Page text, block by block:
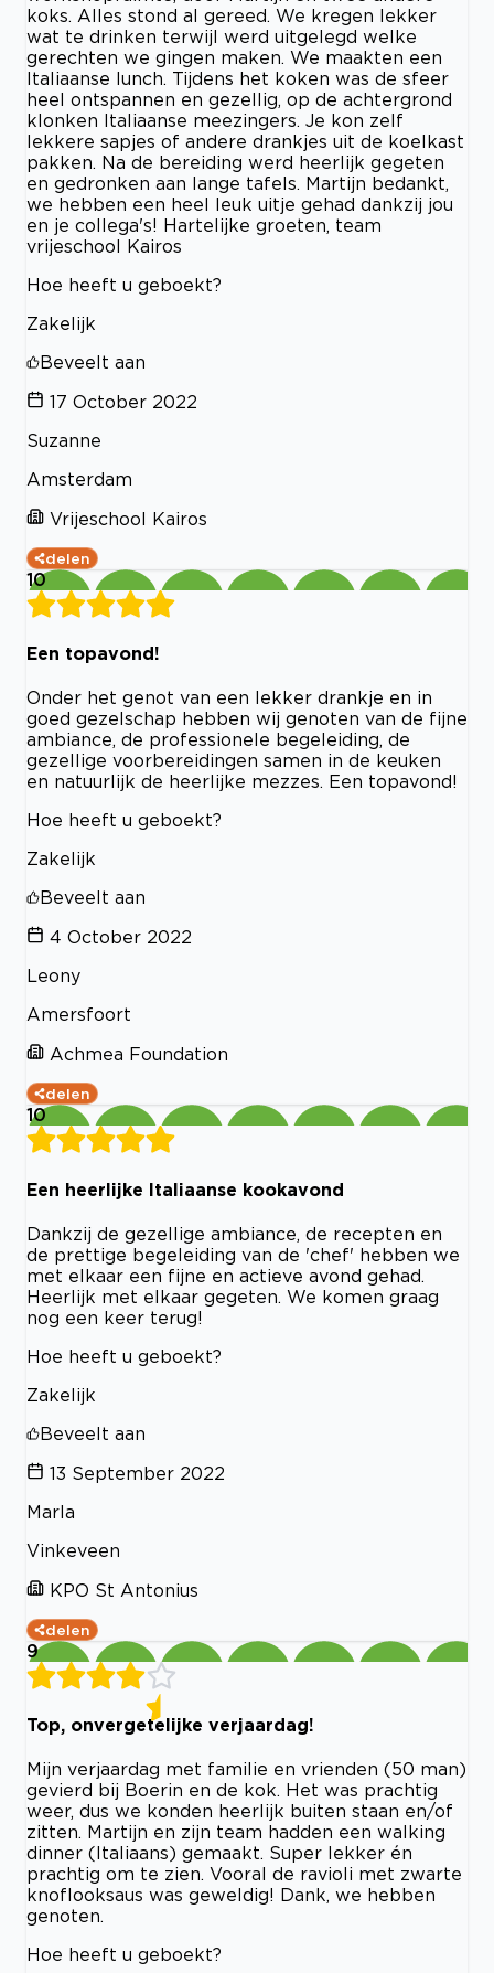
koks. Alles stond al gereed. We kregen lekker
wat te drinken terwijl werd uitgelegd welke
gerechten we gingen maken. We maakten een
Italiaanse lunch. Tijdens het koken was de sfeer
heel ontspannen en gezellig, op de achtergrond
klonken Italiaanse meezingers. Je kon zelf
lekkere sapjes of andere drankjes uit de koelkast
pakken. Na de bereiding werd heerlijk gegeten
en gedronken aan lange tafels. Martijn bedankt,
we hebben een heel leuk uitje gehad dankzij jou
en je collega's! Hartelijke groeten, team
vrijeschool Kairos
Hoe heeft u geboekt?
Zakelijk
Beveelt aan
17 October 2022
Suzanne
Amsterdam
Vrijeschool Kairos
delen
10
Een topavond!
Onder het genot van een lekker drankje en in
goed gezelschap hebben wij genoten van de fijne
ambiance, de professionele begeleiding, de
gezellige voorbereidingen samen in de keuken
en natuurlijk de heerlijke mezzes. Een topavond!
Hoe heeft u geboekt?
Zakelijk
Beveelt aan
4 October 2022
Leony
Amersfoort
Achmea Foundation
delen
10
Een heerlijke Italiaanse kookavond
Dankzij de gezellige ambiance, de recepten en
de prettige begeleiding van de 'chef' hebben we
met elkaar een fijne en actieve avond gehad.
Heerlijk met elkaar gegeten. We komen graag
nog een keer terug!
Hoe heeft u geboekt?
Zakelijk
Beveelt aan
13 September 2022
Marla
Vinkeveen
KPO St Antonius
delen
9
Top, onvergetelijke verjaardag!
Mijn verjaardag met familie en vrienden (50 man)
gevierd bij Boerin en de kok. Het was prachtig
weer, dus we konden heerlijk buiten staan en/of
zitten. Martijn en zijn team hadden een walking
dinner (Italiaans) gemaakt. Super lekker én
prachtig om te zien. Vooral de ravioli met zwarte
knoflooksaus was geweldig! Dank, we hebben
genoten.
Hoe heeft u geboekt?